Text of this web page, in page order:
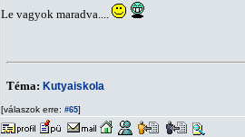
Le vagyok maradva....
Téma: Kutyaiskola
[válaszok erre: #65]